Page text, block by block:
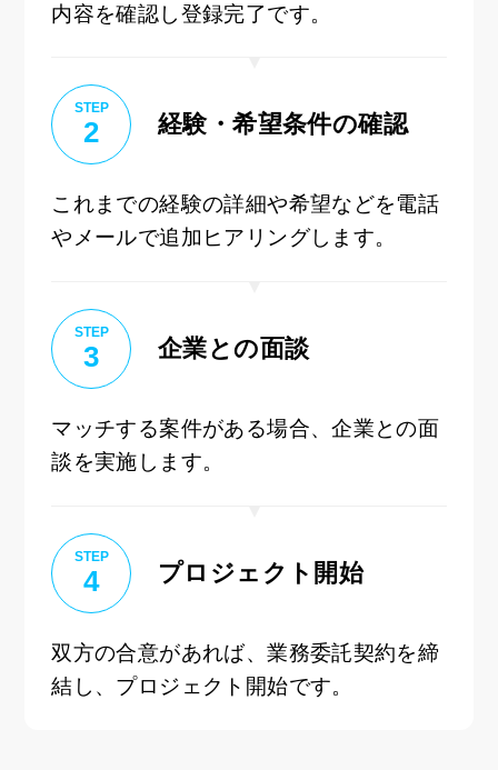
内容を確認し登録完了です。
STEP
2 経験・希望条件の確認
これまでの経験の詳細や希望などを電話
やメールで追加ヒアリングします。
STEP
3 企業との面談
マッチする案件がある場合、企業との面
談を実施します。
STEP
4 プロジェクト開始
双方の合意があれば、業務委託契約を締
結し、プロジェクト開始です。